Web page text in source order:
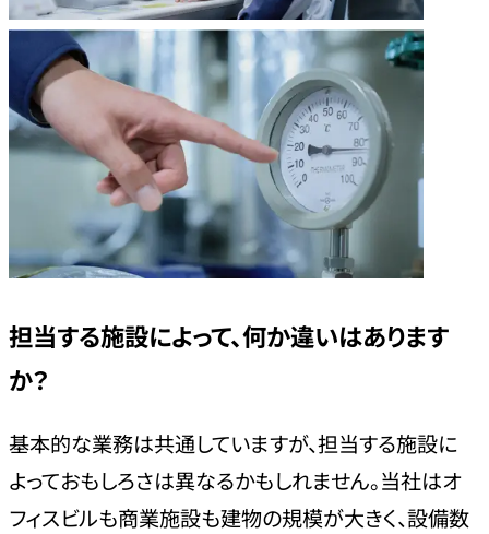
担当する施設によって、何か違いはあります
か？
基本的な業務は共通していますが、担当する施設に
よっておもしろさは異なるかもしれません。当社はオ
フィスビルも商業施設も建物の規模が大きく、設備数